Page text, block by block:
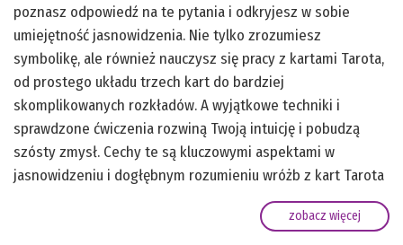
poznasz odpowiedź na te pytania i odkryjesz w sobie
umiejętność jasnowidzenia. Nie tylko zrozumiesz
symbolikę, ale również nauczysz się pracy z kartami Tarota,
od prostego układu trzech kart do bardziej
skomplikowanych rozkładów. A wyjątkowe techniki i
sprawdzone ćwiczenia rozwiną Twoją intuicję i pobudzą
szósty zmysł. Cechy te są kluczowymi aspektami w
jasnowidzeniu i dogłębnym rozumieniu wróżb z kart Tarota
zobacz więcej